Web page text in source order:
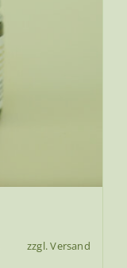
zzgl.Versand